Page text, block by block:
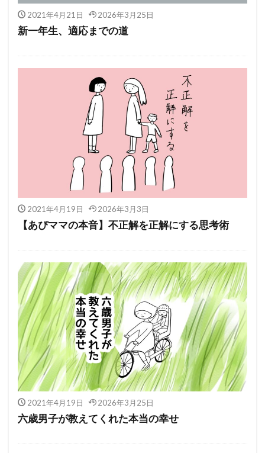
2021年4月21日 2026年3月25日
新一年生、適応までの道
2021年4月19日 2026年3月3日
【あぴママの本音】不正解を正解にする思考術
2021年4月19日 2026年3月25日
六歳男子が教えてくれた本当の幸せ